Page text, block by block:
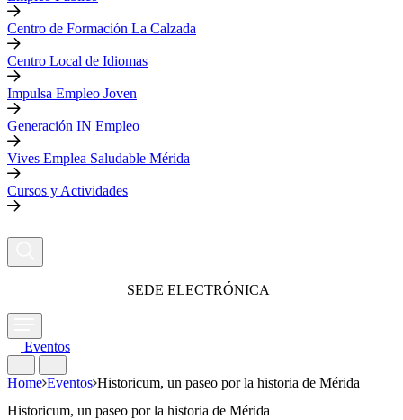
Centro de Formación La Calzada
Centro Local de Idiomas
Impulsa Empleo Joven
Generación IN Empleo
Vives Emplea Saludable Mérida
Cursos y Actividades
SEDE ELECTRÓNICA
Eventos
Home Eventos Historicum, un paseo por la historia de Mérida
Historicum, un paseo por la historia de Mérida